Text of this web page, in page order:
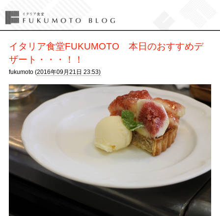
イタリア食堂FUKUMOTO 本日のおすすめデ
ザート・・・！！
fukumoto (2016年09月21日 23:53)